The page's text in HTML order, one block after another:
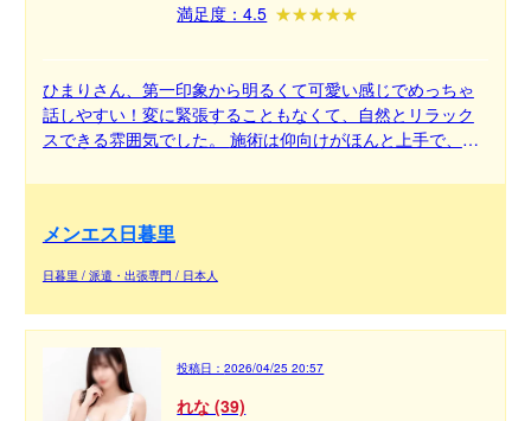
満足度：4.5
ひまりさん、第一印象から明るくて可愛い感じでめっちゃ
話しやすい！変に緊張することもなくて、自然とリラック
スできる雰囲気でした。 施術は仰向けがほんと上手で、距
しっかり癒されてました。 全体的にバランスよくて、「ま
メンエス日暮里
日暮里 / 派遣・出張専門 / 日本人
投稿日：2026/04/25 20:57
れな (39)